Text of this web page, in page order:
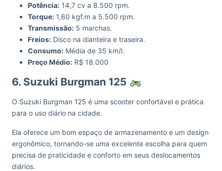
Potência: 14,7 cv a 8.500 rpm.
Torque: 1,60 kgf.m a 5.500 rpm.
Transmissão: 5 marchas.
Freios: Disco na dianteira e traseira.
Consumo: Média de 35 km/l.
Preço Médio: R$ 18.000
6. Suzuki Burgman 125
O Suzuki Burgman 125 é uma scooter confortável e prática
para o uso diário na cidade.
Ela oferece um bom espaço de armazenamento e um design
ergonômico, tornando-se uma excelente escolha para quem
precisa de praticidade e conforto em seus deslocamentos
diários.